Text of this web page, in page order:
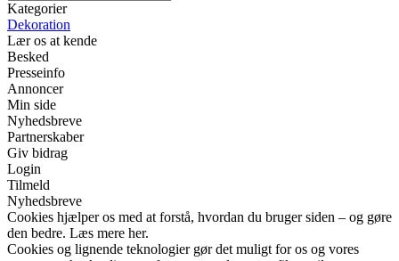
Kategorier
Dekoration
Lær os at kende
Besked
Presseinfo
Annoncer
Min side
Nyhedsbreve
Partnerskaber
Giv bidrag
Login
Tilmeld
Nyhedsbreve
Cookies hjælper os med at forstå, hvordan du bruger siden – og gøre
den bedre. Læs mere her.
Cookies og lignende teknologier gør det muligt for os og vores